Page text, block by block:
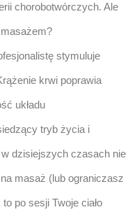
chorobotwórczych. Ale
stymuluje
krwi poprawia
układu
tryb życia i
dzisiejszych czasach nie
masaż (lub ograniczasz
po sesji Twoje ciało